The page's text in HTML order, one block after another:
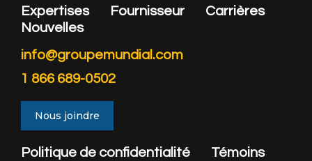
Expertises Fournisseur
Carrières
Nouvelles
info@groupemundial.com
1 866 689-0502
Nous joindre
Politique de confidentialité Témoins